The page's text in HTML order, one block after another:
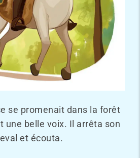
se promenait dans la forêt
une belle voix. Il arrêta son
et écouta.